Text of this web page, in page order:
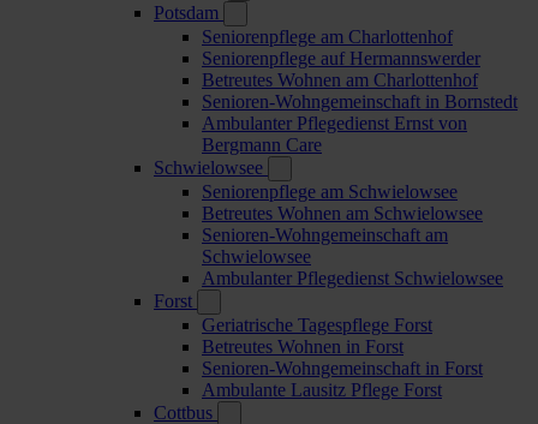
Potsdam
Seniorenpflege am Charlottenhof
Seniorenpflege auf Hermannswerder
Betreutes Wohnen am Charlottenhof
Senioren-Wohngemeinschaft in Bornstedt
Ambulanter Pflegedienst Ernst von
Bergmann Care
Schwielowsee
Seniorenpflege am Schwielowsee
Betreutes Wohnen am Schwielowsee
Senioren-Wohngemeinschaft am
Schwielowsee
Ambulanter Pflegedienst Schwielowsee
Forst
Geriatrische Tagespflege Forst
Betreutes Wohnen in Forst
Senioren-Wohngemeinschaft in Forst
Ambulante Lausitz Pflege Forst
Cottbus